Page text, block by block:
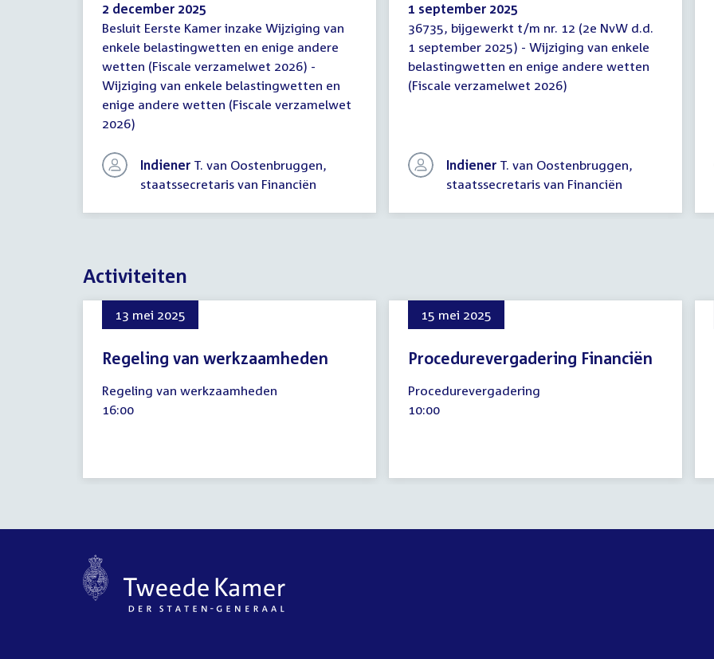
Brief
Eerste
Kamer
2 december 2025
Besluit Eerste Kamer inzake Wijziging van
enkele belastingwetten en enige andere
wetten (Fiscale verzamelwet 2026) -
Wijziging van enkele belastingwetten en
enige andere wetten (Fiscale verzamelwet
2026)
Indiener T. van Oostenbruggen,
staatssecretaris van Financiën
Bijgewerkte
tekst
1 september 2025
36735, bijgewerkt t/m nr. 12 (2e NvW d.d.
1 september 2025) - Wijziging van enkele
belastingwetten en enige andere wetten
(Fiscale verzamelwet 2026)
Indiener T. van Oostenbruggen,
staatssecretaris van Financiën
Activiteiten
13 mei 2025
Regeling van werkzaamheden
mei
2025
Regeling van werkzaamheden
Tijd
16:00
15 mei 2025
Procedurevergadering Financiën
mei
2025
Procedurevergadering
Tijd
10:00